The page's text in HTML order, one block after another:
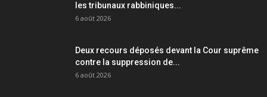
les tribunaux rabbiniques...
6 août 2026
Deux recours déposés devant la Cour suprême
contre la suppression de...
6 août 2026